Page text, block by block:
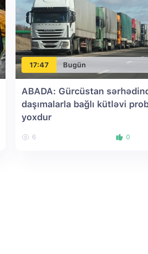
17:47 Bugün
ABADA: Gürcüstan
daşımalarla bağlı kütləvi
yoxdur
6 0